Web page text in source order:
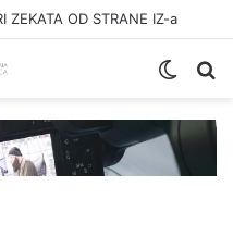
ZEKATA OD STRANE IZ-a
Switch